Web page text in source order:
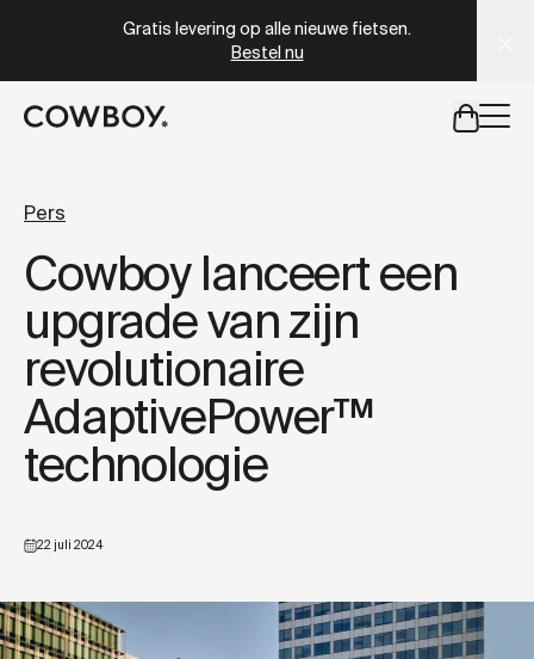
Gratis levering op alle nieuwe fietsen.
Bestel nu
een testride is dichtbij
Cowboy lanceert een
upgrade van zijn
revolutionaire
AdaptivePower™
technologie
22 juli 2024
Pers